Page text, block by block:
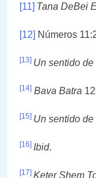
[11] Tana DeBei
[12] Números
[13] Un sentido
[14] Bava Batra
[15] Un sentido
[16] Ibid.
[17] Keter Shem